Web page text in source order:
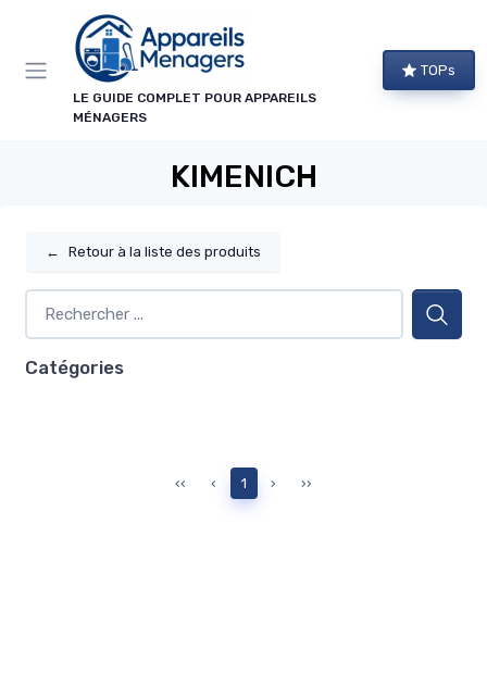
LE GUIDE COMPLET POUR APPAREILS
MÉNAGERS
TOPs
KIMENICH
← Retour à la liste des produits
Catégories
‹‹ ‹ 1 › ››
Panneau de gestion des cookies